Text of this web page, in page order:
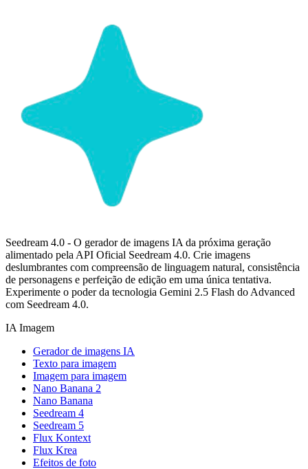
Seedream 4.0 - O gerador de imagens IA da próxima geração
alimentado pela API Oficial Seedream 4.0. Crie imagens
deslumbrantes com compreensão de linguagem natural, consistência
de personagens e perfeição de edição em uma única tentativa.
Experimente o poder da tecnologia Gemini 2.5 Flash do Advanced
com Seedream 4.0.
IA Imagem
Gerador de imagens IA
Texto para imagem
Imagem para imagem
Nano Banana 2
Nano Banana
Seedream 4
Seedream 5
Flux Kontext
Flux Krea
Efeitos de foto